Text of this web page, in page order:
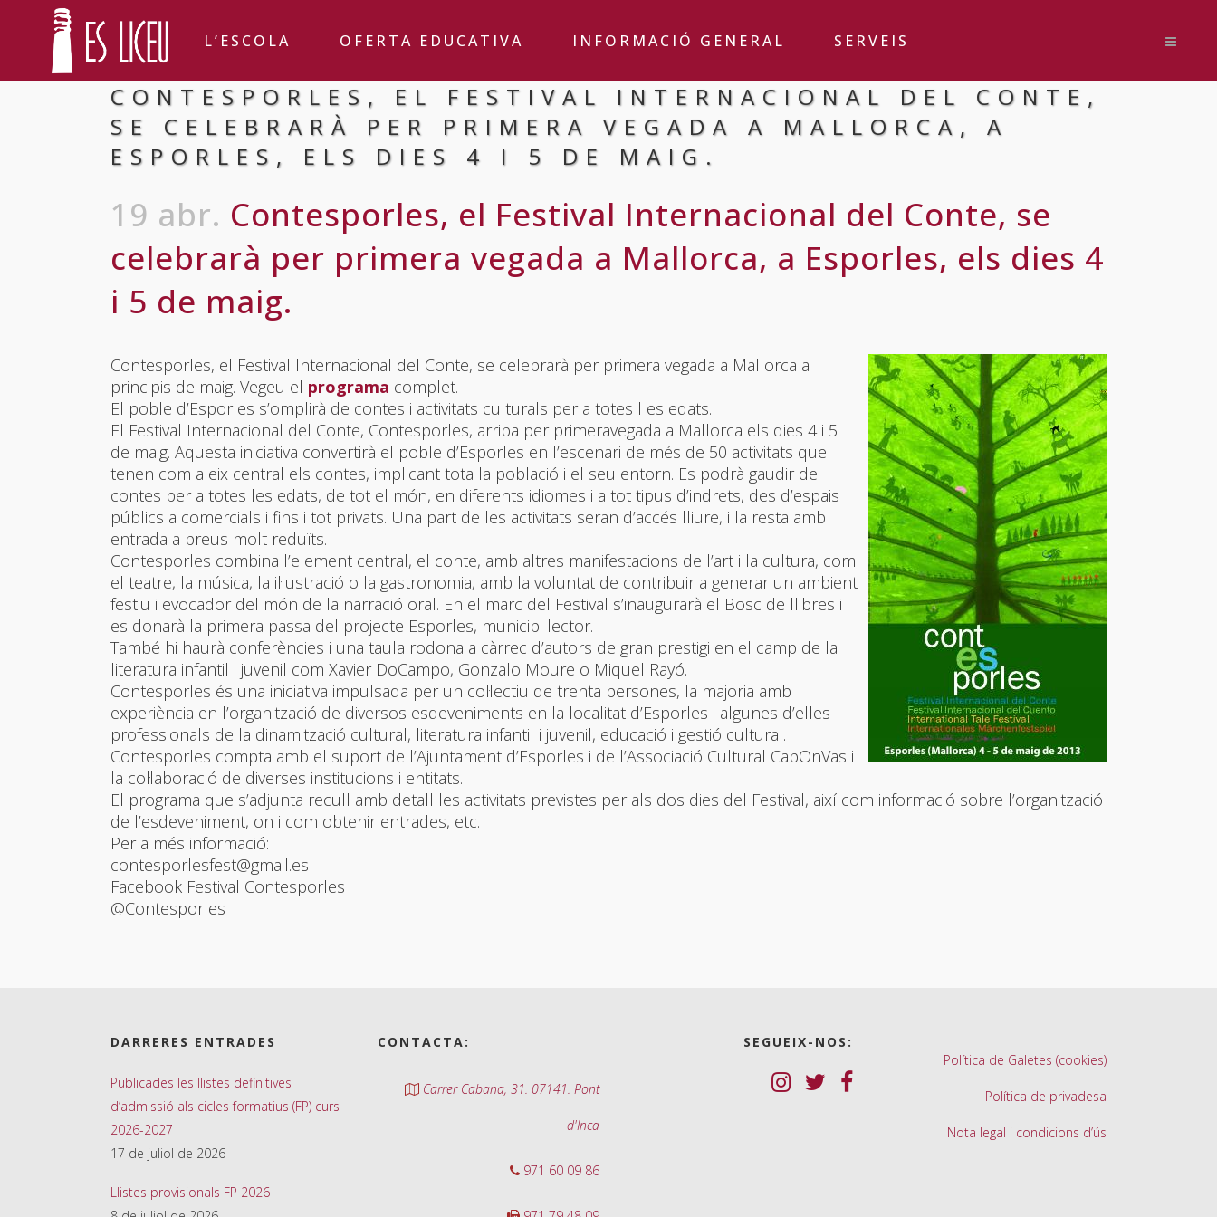
L’ESCOLA OFERTA EDUCATIVA INFORMACIÓ GENERAL SERVEIS
CONTESPORLES, EL FESTIVAL INTERNACIONAL DEL CONTE,
SE CELEBRARÀ PER PRIMERA VEGADA A MALLORCA, A
ESPORLES, ELS DIES 4 I 5 DE MAIG.
19 abr. Contesporles, el Festival Internacional del Conte, se
celebrarà per primera vegada a Mallorca, a Esporles, els dies 4
i 5 de maig.
Contesporles, el Festival Internacional del Conte, se celebrarà per primera vegada a Mallorca a
principis de maig. Vegeu el programa complet.
El poble d’Esporles s’omplirà de contes i activitats culturals per a totes l es edats.
El Festival Internacional del Conte, Contesporles, arriba per primeravegada a Mallorca els dies 4 i 5
de maig. Aquesta iniciativa convertirà el poble d’Esporles en l’escenari de més de 50 activitats que
tenen com a eix central els contes, implicant tota la població i el seu entorn. Es podrà gaudir de
contes per a totes les edats, de tot el món, en diferents idiomes i a tot tipus d’indrets, des d’espais
públics a comercials i fins i tot privats. Una part de les activitats seran d’accés lliure, i la resta amb
entrada a preus molt reduïts.
Contesporles combina l’element central, el conte, amb altres manifestacions de l’art i la cultura, com
el teatre, la música, la il·lustració o la gastronomia, amb la voluntat de contribuir a generar un ambient
festiu i evocador del món de la narració oral. En el marc del Festival s’inaugurarà el Bosc de llibres i
es donarà la primera passa del projecte Esporles, municipi lector.
També hi haurà conferències i una taula rodona a càrrec d’autors de gran prestigi en el camp de la
literatura infantil i juvenil com Xavier DoCampo, Gonzalo Moure o Miquel Rayó.
Contesporles és una iniciativa impulsada per un col·lectiu de trenta persones, la majoria amb
experiència en l’organització de diversos esdeveniments en la localitat d’Esporles i algunes d’elles
professionals de la dinamització cultural, literatura infantil i juvenil, educació i gestió cultural.
Contesporles compta amb el suport de l’Ajuntament d’Esporles i de l’Associació Cultural CapOnVas i
la col·laboració de diverses institucions i entitats.
El programa que s’adjunta recull amb detall les activitats previstes per als dos dies del Festival, així com informació sobre l’organització
de l’esdeveniment, on i com obtenir entrades, etc.
Per a més informació:
contesporlesfest@gmail.es
Facebook Festival Contesporles
@Contesporles
DARRERES ENTRADES
Publicades les llistes definitives
d’admissió als cicles formatius (FP) curs
2026-2027
17 de juliol de 2026
Llistes provisionals FP 2026
CONTACTA:
Carrer Cabana, 31. 07141. Pont
d'Inca
971 60 09 86
SEGUEIX-NOS:
Política de Galetes (cookies)
Política de privadesa
Nota legal i condicions d’ús